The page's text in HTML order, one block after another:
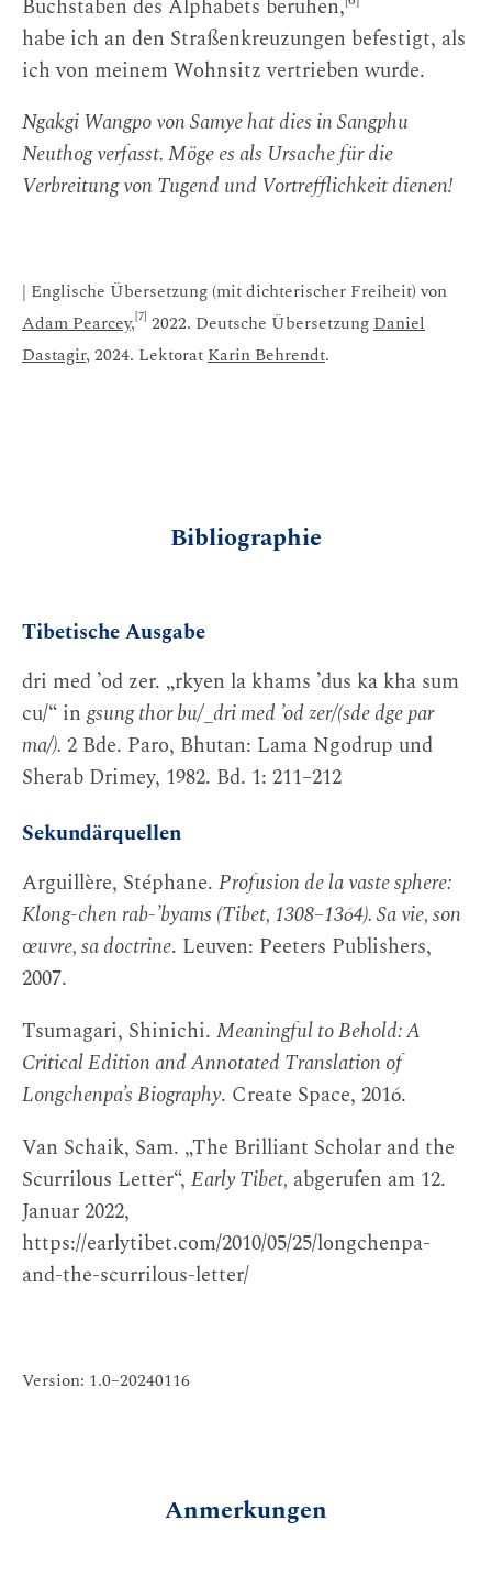
Buchstaben des Alphabets beruhen,
habe ich an den Straßenkreuzungen befestigt, als
ich von meinem Wohnsitz vertrieben wurde.
Ngakgi Wangpo von Samye hat dies in Sangphu
Neuthog verfasst. Möge es als Ursache für die
Verbreitung von Tugend und Vortrefflichkeit dienen!
| Englische Übersetzung (mit dichterischer Freiheit) von
Adam Pearcey,[7] 2022. Deutsche ÜbersetzungDaniel
Dastagir, 2024. LektoratKarin Behrendt.
Bibliographie
Tibetische Ausgabe
dri med ’od zer. „rkyen la khams ’dus ka kha sum
cu/“ ingsung thor bu/_dri med ’od zer/(sde dge par
ma/). 2 Bde. Paro, Bhutan: Lama Ngodrup und
Sherab Drimey, 1982. Bd. 1: 211–212
Sekundärquellen
Arguillère, Stéphane. Profusion de la vaste sphere:
Klong-chen rab-’byams (Tibet, 1308–1364). Sa vie, son
œuvre, sa doctrine. Leuven: Peeters Publishers,
2007.
Tsumagari, Shinichi. Meaningful to Behold: A
Critical Edition and Annotated Translation of
Longchenpa’s Biography. Create Space, 2016.
Van Schaik, Sam. „The Brilliant Scholar and the
Scurrilous Letter“, Early Tibet, abgerufen am 12.
Januar 2022,
https://earlytibet.com/2010/05/25/longchenpa-
and-the-scurrilous-letter/
Version: 1.0–20240116
Anmerkungen